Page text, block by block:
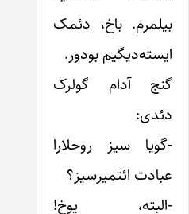
بیلمرم. باخ، دئمک
ایسته‌دیگیم بودور.
گنج آدام گولرک
دئدی:
-گویا سیز روحلارا
عبادت ائتمیرسیز؟
-البته، یوخ!